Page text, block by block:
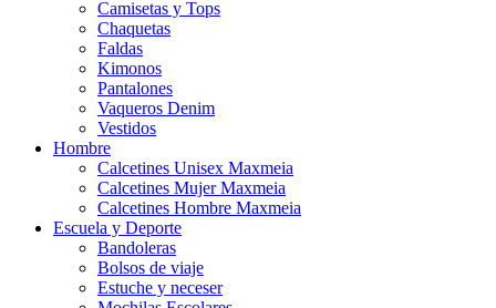
Camisetas y Tops
Chaquetas
Faldas
Kimonos
Pantalones
Vaqueros Denim
Vestidos
Hombre
Calcetines Unisex Maxmeia
Calcetines Mujer Maxmeia
Calcetines Hombre Maxmeia
Escuela y Deporte
Bandoleras
Bolsos de viaje
Estuche y neceser